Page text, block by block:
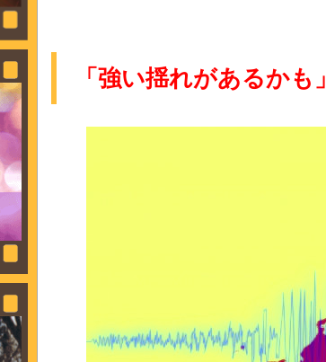
「強い揺れがあるかも」